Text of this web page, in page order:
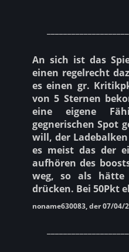
An sich ist das
einen regelrecht
es einen gr.
von 5 Sternen
eine eigene
gegnerischen Spot
will, der
es meist das der
aufhören des
weg, so als hätte
drücken. Bei 50Pkt
noname630083, der 07/04/